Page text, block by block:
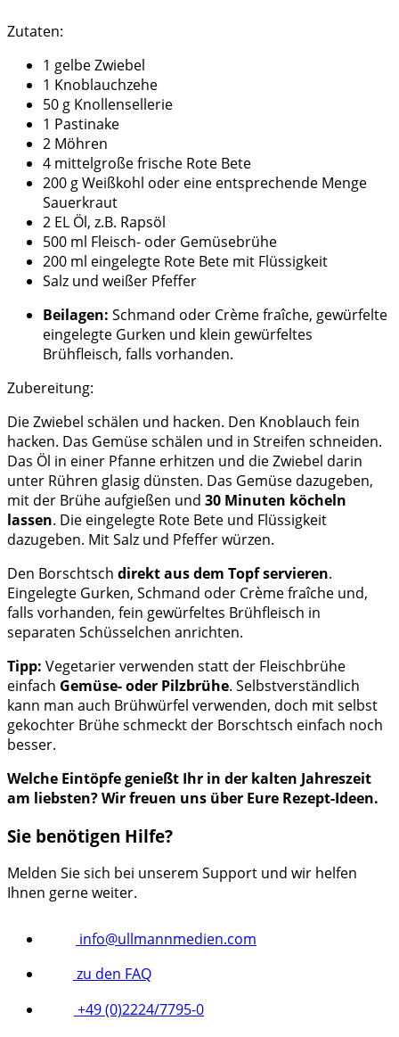
Zutaten:
1 gelbe Zwiebel
1 Knoblauchzehe
50 g Knollensellerie
1 Pastinake
2 Möhren
4 mittelgroße frische Rote Bete
200 g Weißkohl oder eine entsprechende Menge
Sauerkraut
2 EL Öl, z.B. Rapsöl
500 ml Fleisch- oder Gemüsebrühe
200 ml eingelegte Rote Bete mit Flüssigkeit
Salz und weißer Pfeffer
Beilagen: Schmand oder Crème fraîche, gewürfelte
eingelegte Gurken und klein gewürfeltes
Brühfleisch, falls vorhanden.
Zubereitung:
Die Zwiebel schälen und hacken. Den Knoblauch fein
hacken. Das Gemüse schälen und in Streifen schneiden.
Das Öl in einer Pfanne erhitzen und die Zwiebel darin
unter Rühren glasig dünsten. Das Gemüse dazugeben,
mit der Brühe aufgießen und 30 Minuten köcheln
lassen. Die eingelegte Rote Bete und Flüssigkeit
dazugeben. Mit Salz und Pfeffer würzen.
Den Borschtsch direkt aus dem Topf servieren.
Eingelegte Gurken, Schmand oder Crème fraîche und,
falls vorhanden, fein gewürfeltes Brühfleisch in
separaten Schüsselchen anrichten.
Tipp: Vegetarier verwenden statt der Fleischbrühe
einfach Gemüse- oder Pilzbrühe. Selbstverständlich
kann man auch Brühwürfel verwenden, doch mit selbst
gekochter Brühe schmeckt der Borschtsch einfach noch
besser.
Welche Eintöpfe genießt Ihr in der kalten Jahreszeit
am liebsten? Wir freuen uns über Eure Rezept-Ideen.
Sie benötigen Hilfe?
Melden Sie sich bei unserem Support und wir helfen
Ihnen gerne weiter.
info@ullmannmedien.com
zu den FAQ
+49 (0)2224/7795-0